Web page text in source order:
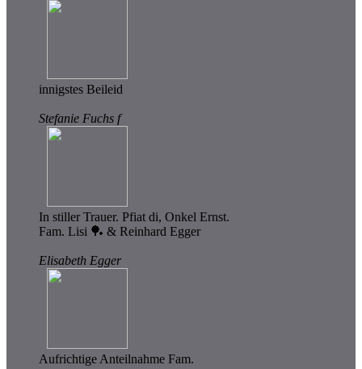
innigstes Beileid
Stefanie Fuchs f
In stiller Trauer. Pfiat di, Onkel Ernst.
Fam. Lisi 🏓 & Reinhard Egger
Elisabeth Egger
Aufrichtige Anteilnahme Fam.